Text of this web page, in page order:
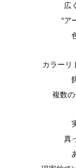
広
“ア
カラーリ
複数
真